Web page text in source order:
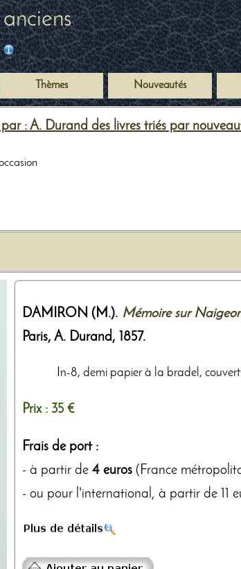
Thèmes Nouveautés
: A. Durand des livres triés par
DAMIRON (M.). Mémoire sur
Paris, A. Durand, 1857.
In-8, demi papier à la bradel,
Prix : 35 €
Frais de port :
- à partir de 4 euros (France
- ou pour l'international, à partir de 11